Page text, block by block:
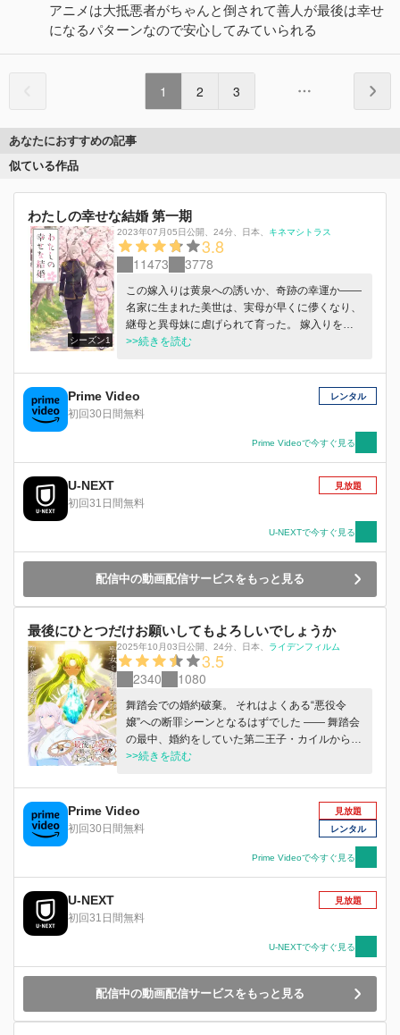
アニメは大抵悪者がちゃんと倒されて善人が最後は幸せ
になるパターンなので安心してみていられる
1 2 3
あなたにおすすめの記事
似ている作品
わたしの幸せな結婚 第一期
シーズン1
2023年07月05日公開、 24分、 日本、 キネマシトラス
3.8
11473 3778
この嫁入りは黄泉への誘いか、奇跡の幸運か――
名家に生まれた美世は、実母が早くに儚くなり、
継母と異母妹に虐げられて育った。 嫁入りを命
じられたと思えば、相手は冷酷無慈悲と噂の若き
が三日と持たずに逃げ出したという悪評の主だっ
た。 斬り捨てられることを覚悟して 久堂家の門
を叩いた美世の前に現れたのは、 色素の薄い美
ど、 実家に帰ることもできず日々料理を作るう
ちに、 少しずつ清霞と心を通わせていく――。
>>続きを読む
Prime Video
初回30日間無料
レンタル
Prime Videoで今すぐ見る
U-NEXT
初回31日間無料
見放題
U-NEXTで今すぐ見る
配信中の動画配信サービスをもっと見る
最後にひとつだけお願いしてもよろしいでしょうか
2025年10月03日公開、 24分、 日本、 ライデンフィルム
3.5
2340 1080
舞踏会での婚約破棄。 それはよくある“悪役令
嬢”への断罪シーンとなるはずでした ―― 舞踏会
の最中、婚約をしていた第二王子・カイルから、
いきなり理不尽な婚約破棄を告げられた公爵令
ると告げられ、ありもしない罪まで着せられてし
まう。 幼少期から続いていたカイルの数々の嫌
がらせにも “婚約者”ということで耐え続けてきた
が、ついに我慢の限界を迎えてしまい… 「私の
最後のお願いです。 このクソアマをブッ飛ばし
てもよろしいですか？」 見目麗しき公爵令嬢ス
カーレットが“拳”を握り、舞い踊る！！ シリーズ
累計200万部突破の人気作がTVアニメ化！ 武闘
派令嬢のスカッと痛快ファンタジー、ここに開
>>続きを読む
Prime Video
初回30日間無料
見放題
レンタル
Prime Videoで今すぐ見る
U-NEXT
初回31日間無料
見放題
U-NEXTで今すぐ見る
配信中の動画配信サービスをもっと見る